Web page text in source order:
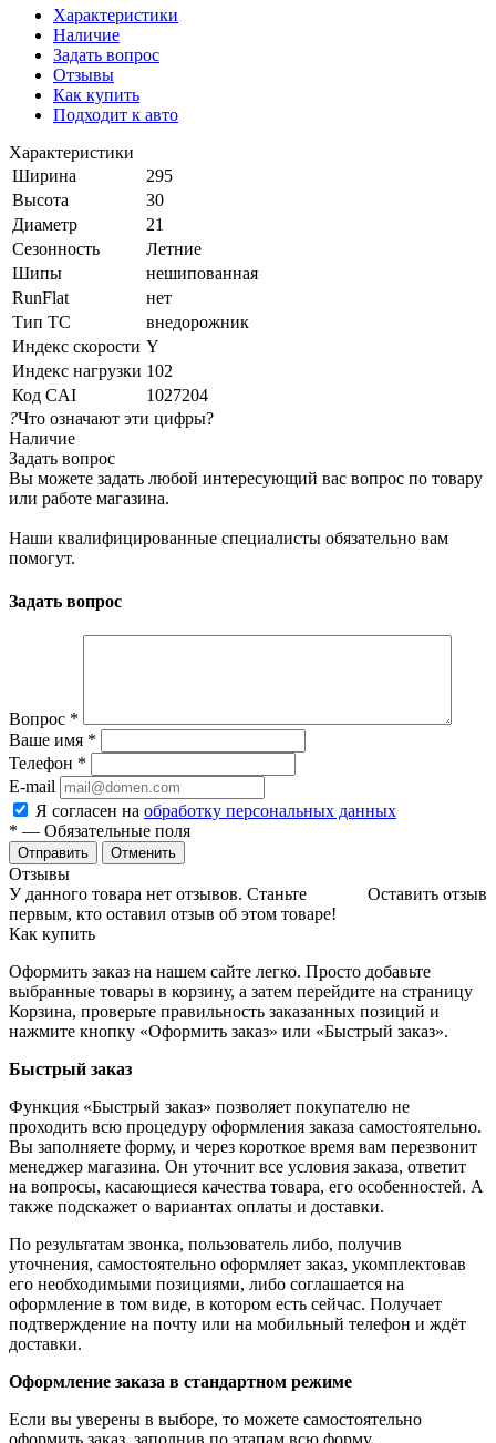
Характеристики
Наличие
Задать вопрос
Отзывы
Как купить
Подходит к авто
Характеристики
Ширина
295
Высота
30
Диаметр
21
Сезонность
Летние
Шипы
нешипованная
RunFlat
нет
Тип ТС
внедорожник
Индекс скорости Y
Индекс нагрузки 102
Код CAI
1027204
?Что означают эти цифры?
Наличие
Задать вопрос
Вы можете задать любой интересующий вас вопрос по товару
или работе магазина.
Наши квалифицированные специалисты обязательно вам
помогут.
Задать вопрос
Вопрос *
Ваше имя *
Телефон *
E-mail
Я согласен на обработку персональных данных
* — Обязательные поля
Отменить
Отзывы
Оставить отзыв
У данного товара нет отзывов. Станьте
первым, кто оставил отзыв об этом товаре!
Как купить
Оформить заказ на нашем сайте легко. Просто добавьте
выбранные товары в корзину, а затем перейдите на страницу
Корзина, проверьте правильность заказанных позиций и
нажмите кнопку «Оформить заказ» или «Быстрый заказ».
Быстрый заказ
Функция «Быстрый заказ» позволяет покупателю не
проходить всю процедуру оформления заказа самостоятельно.
Вы заполняете форму, и через короткое время вам перезвонит
менеджер магазина. Он уточнит все условия заказа, ответит
на вопросы, касающиеся качества товара, его особенностей. А
также подскажет о вариантах оплаты и доставки.
По результатам звонка, пользователь либо, получив
уточнения, самостоятельно оформляет заказ, укомплектовав
его необходимыми позициями, либо соглашается на
оформление в том виде, в котором есть сейчас. Получает
подтверждение на почту или на мобильный телефон и ждёт
доставки.
Оформление заказа в стандартном режиме
Если вы уверены в выборе, то можете самостоятельно